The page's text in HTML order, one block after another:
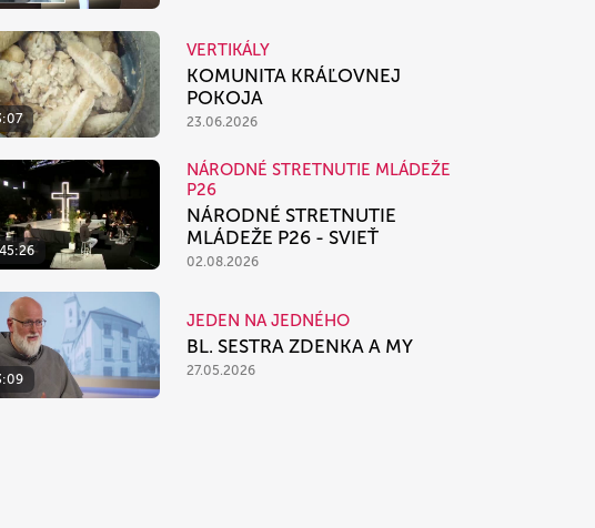
VERTIKÁLY
KOMUNITA KRÁĽOVNEJ
POKOJA
23.06.2026
NÁRODNÉ STRETNUTIE MLÁDEŽE
P26
NÁRODNÉ STRETNUTIE
MLÁDEŽE P26 - SVIEŤ
02.08.2026
JEDEN NA JEDNÉHO
BL. SESTRA ZDENKA A MY
27.05.2026